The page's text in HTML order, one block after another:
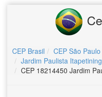
CEP Brasil CEP São Paulo
Jardim Paulista
CEP 18214450 Jardim